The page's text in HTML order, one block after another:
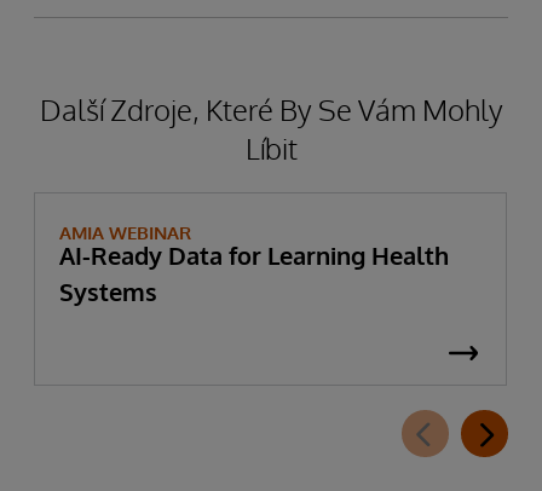
Další Zdroje, Které By Se Vám Mohly
Líbit
AMIA WEBINAR
AI-Ready Data for Learning Health
Systems